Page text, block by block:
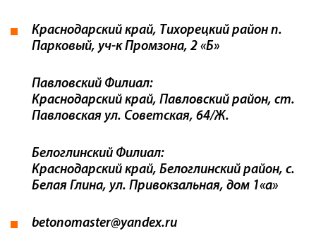
Краснодарский край, Тихорецкий район п.
Парковый, уч-к Промзона, 2 «Б»
Павловский Филиал:
Краснодарский край, Павловский район, ст.
Павловская ул. Советская, 64/Ж.
Белоглинский Филиал:
Краснодарский край, Белоглинский район, с.
Белая Глина, ул. Привокзальная, дом 1«а»
betonomaster@yandex.ru